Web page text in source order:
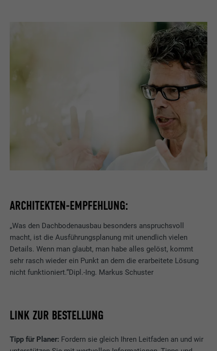
ARCHITEKTEN-EMPFEHLUNG:
„Was den Dachbodenausbau besonders anspruchsvoll
macht, ist die Ausführungsplanung mit unendlich vielen
Details. Wenn man glaubt, man habe alles gelöst, kommt
sehr rasch wieder ein Punkt an dem die erarbeitete Lösung
nicht funktioniert.“Dipl.-Ing. Markus Schuster
LINK ZUR BESTELLUNG
Tipp für Planer: Fordern sie gleich Ihren Leitfaden an und wir